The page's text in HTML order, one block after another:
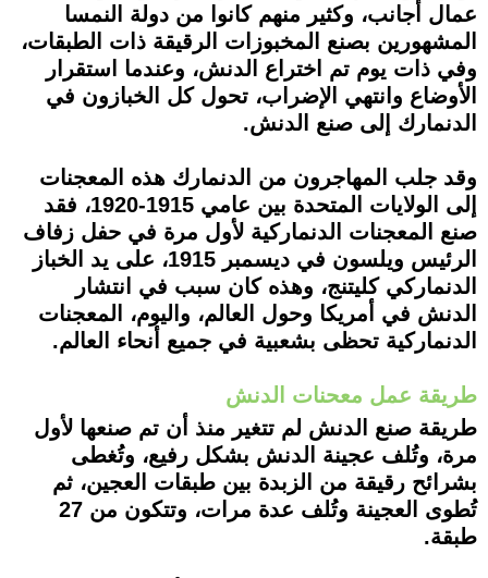
عمال أجانب، وكثير منهم كانوا من دولة النمسا
المشهورين بصنع المخبوزات الرقيقة ذات الطبقات،
وفي ذات يوم تم اختراع الدنش، وعندما استقرار
الأوضاع وانتهي الإضراب، تحول كل الخبازون في
الدنمارك إلى صنع الدنش.
وقد جلب المهاجرون من الدنمارك هذه المعجنات
إلى الولايات المتحدة بين عامي 1915-1920، فقد
صنع المعجنات الدنماركية لأول مرة في حفل زفاف
الرئيس ويلسون في ديسمبر 1915، على يد الخباز
الدنماركي كليتنج، وهذه كان سبب في انتشار
الدنش في أمريكا وحول العالم، واليوم، المعجنات
الدنماركية تحظى بشعبية في جميع أنحاء العالم.
طريقة عمل معحنات الدنش
طريقة صنع الدنش لم تتغير منذ أن تم صنعها لأول
مرة، وتُلف عجينة الدنش بشكل رفيع، وتُغطى
بشرائح رقيقة من الزبدة بين طبقات العجين، ثم
تُطوى العجينة وتُلف عدة مرات، وتتكون من 27
طبقة.